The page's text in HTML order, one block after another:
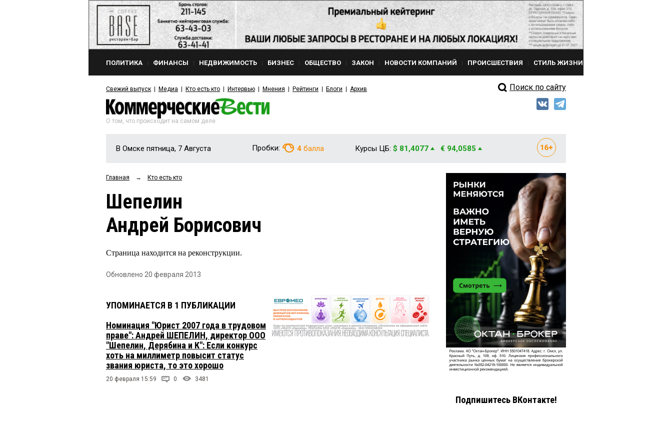
ПОЛИТИКА ФИНАНСЫ НЕДВИЖИМОСТЬ БИЗНЕС ОБЩЕСТВО ЗАКОН НОВОСТИ КОМПАНИЙ ПРОИСШЕСТВИЯ СТИЛЬ ЖИЗНИ
Свежий выпуск Медиа Кто есть кто Интервью Мнения Рейтинги Блоги Архив Поиск по сайту
О том, что происходит на самом деле
В Омске пятница, 7 Августа Пробки: 4 балла Курсы ЦБ: $ 81,4077 € 94,0585
Главная → Кто есть кто
Шепелин
Андрей Борисович
Страница находится на реконструкции.
Обновлено 20 февраля 2013
УПОМИНАЕТСЯ В 1 ПУБЛИКАЦИИ
Номинация "Юрист 2007 года в трудовом
праве": Андрей ШЕПЕЛИН, директор ООО
"Шепелин, Дерябина и К": Если конкурс
хоть на миллиметр повысит статус
звания юриста, то это хорошо
20 февраля 15:59 0 3481
Подпишитесь ВКонтакте!